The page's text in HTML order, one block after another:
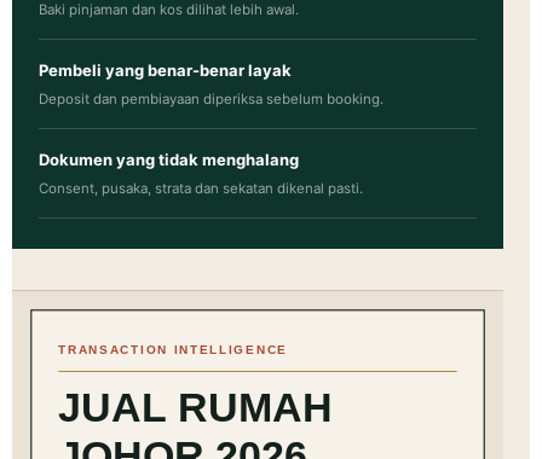
Baki pinjaman dan kos dilihat lebih awal.
Pembeli yang benar-benar layak
Deposit dan pembiayaan diperiksa sebelum booking.
Dokumen yang tidak menghalang
Consent, pusaka, strata dan sekatan dikenal pasti.